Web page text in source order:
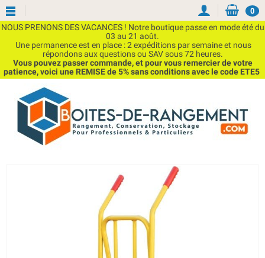
NOUS PRENONS DES VACANCES ! Notre boutique passe en mode été du
03 au 21 août.
Une permanence est en place : 2 expéditions par semaine et nous
répondons aux questions ou SAV sous 72 heures.
Vous pouvez passer commande, et pour vous remercier de votre
patience, voici une REMISE de 5% sans conditions avec le code ETE5
0